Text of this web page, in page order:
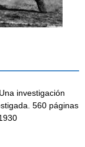
investigación
560 páginas